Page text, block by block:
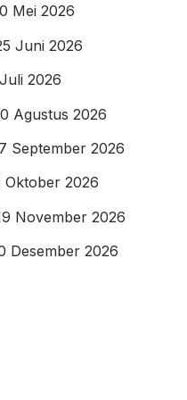
Mei 2026
Juni 2026
2026
Agustus 2026
September 2026
Oktober 2026
November 2026
Desember 2026